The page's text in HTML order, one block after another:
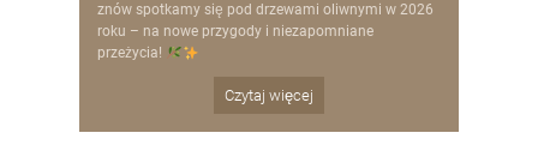
znów spotkamy się pod drzewami oliwnymi w 2026
roku – na nowe przygody i niezapomniane
przeżycia!
Czytaj więcej